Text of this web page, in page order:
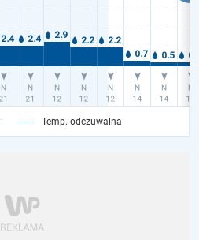
Temp. odczuwalna